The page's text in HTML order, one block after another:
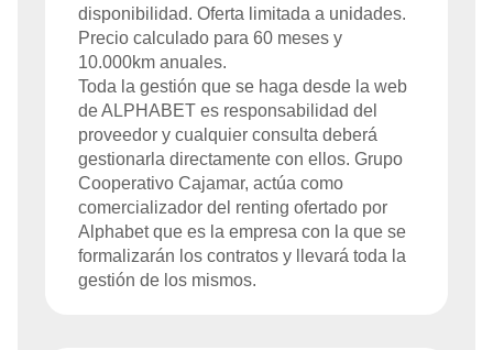
disponibilidad. Oferta limitada a unidades.
Precio calculado para 60 meses y
10.000km anuales.
Toda la gestión que se haga desde la web
deALPHABET es responsabilidad del
proveedor y cualquier consulta deberá
gestionarla directamente con ellos. Grupo
Cooperativo Cajamar, actúa como
comercializador del renting ofertado por
Alphabet que es la empresa con la que se
formalizarán los contratos y llevará toda la
gestión de los mismos.